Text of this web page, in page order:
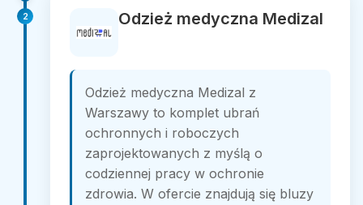
2 Odzież medyczna Medizal
Odzież medyczna Medizal z
Warszawy to komplet ubrań
ochronnych i roboczych
zaprojektowanych z myślą o
codziennej pracy w ochronie
zdrowia. W ofercie znajdują się bluzy